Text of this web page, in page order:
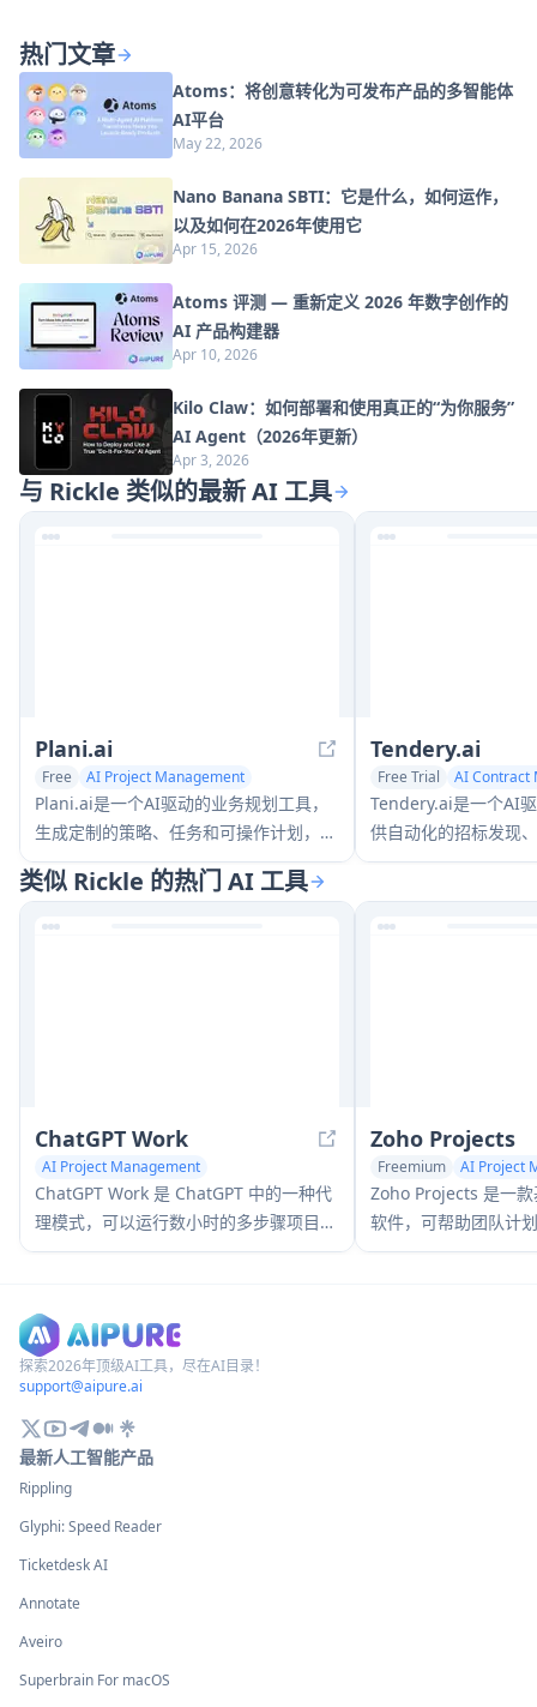
热门文章
Atoms：将创意转化为可发布产品的多智能体
AI平台
May 22, 2026
Nano Banana SBTI：它是什么，如何运作，
以及如何在2026年使用它
Apr 15, 2026
Atoms 评测 — 重新定义 2026 年数字创作的
AI 产品构建器
Apr 10, 2026
Kilo Claw：如何部署和使用真正的“为你服务”
AI Agent（2026年更新）
Apr 3, 2026
与 Rickle 类似的最新 AI 工具
Plani.ai
Free
AI Project Management
Marketing Plan Generator
Plani.ai是一个AI驱动的业务规划工具，
生成定制的策略、任务和可操作计划，帮
助企业家、初创企业和小型企业实现其业
务目标。
Tendery.ai
Free Trial
AI Contract
AI Project Management
Tendery.ai是一个AI
供自动化的招标发现
提案创建能力，变革
类似 Rickle 的热门 AI 工具
ChatGPT Work
AI Project Management
ChatGPT Work 是 ChatGPT 中的一种代
理模式，可以运行数小时的多步骤项目，
从您连接的应用程序和文件中提取上下
治理让您保持控制。
Zoho Projects
Freemium
AI Project
AI Team Collaboration
Zoho Projects 是一
软件，可帮助团队计
项目，其功能包括甘
探索2026年顶级AI工具，尽在AI目录！
support@aipure.ai
最新人工智能产品
Rippling
Glyphi: Speed Reader
Ticketdesk AI
Annotate
Aveiro
Superbrain For macOS